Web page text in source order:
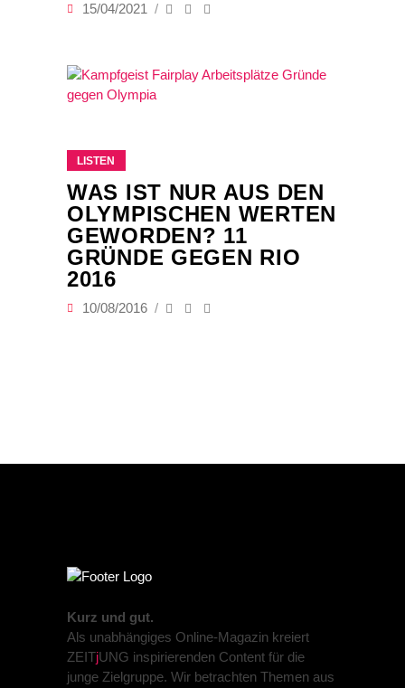
15/04/2021
LISTEN
WAS IST NUR AUS DEN
OLYMPISCHEN WERTEN
GEWORDEN? 11
GRÜNDE GEGEN RIO
2016
10/08/2016
Kurz und gut.
Als unabhängiges Online-Magazin kreiert
ZEITjUNG inspirierenden Content für die
junge Zielgruppe. Wir betrachten Themen aus